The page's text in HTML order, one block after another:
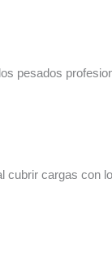
pesados
cubrir cargas con